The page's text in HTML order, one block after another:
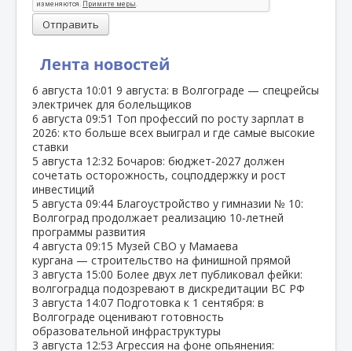
Лента новостей
6 августа 10:01 9 августа: в Волгограде — спецрейсы
электричек для болельщиков
6 августа 09:51 Топ профессий по росту зарплат в
2026: кто больше всех выиграл и где самые высокие
ставки
5 августа 12:32 Бочаров: бюджет‑2027 должен
сочетать осторожность, соцподдержку и рост
инвестиций
5 августа 09:44 Благоустройство у гимназии № 10:
Волгоград продолжает реализацию 10‑летней
программы развития
4 августа 09:15 Музей СВО у Мамаева
кургана — строительство на финишной прямой
3 августа 15:00 Более двух лет публиковал фейки:
волгоградца подозревают в дискредитации ВС РФ
3 августа 14:07 Подготовка к 1 сентября: в
Волгограде оценивают готовность
образовательной инфраструктуры
3 августа 12:53 Агрессия на фоне опьянения:
Отправить